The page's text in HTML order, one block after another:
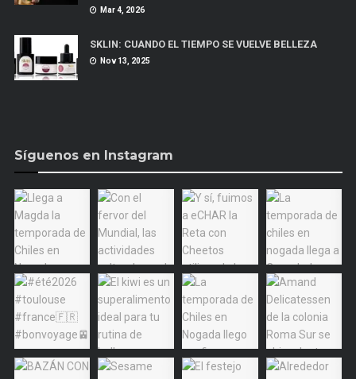
Mar 4, 2026
SKLIN: CUANDO EL TIEMPO SE VUELVE BELLEZA
Nov 13, 2025
Síguenos en Instagram